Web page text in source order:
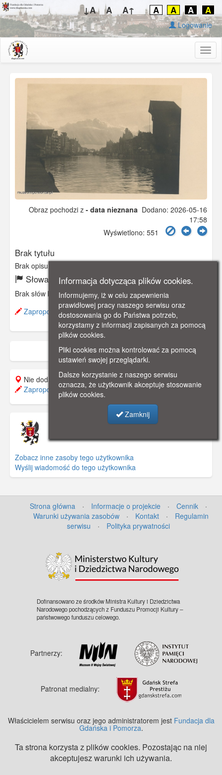
↓A A A↑ A A A A
Logowanie
Obraz pochodzi z - data nieznana Dodano: 2026-05-16
17:58
Wyświetlono: 551
Brak tytułu
Brak opisu
Słowa kluczowe:
Brak słów kluczowych
Zaproponuj zmianę opisu.
Nie dodano do mapy.
Zaproponuj lokalizację
Muzeum Pomorza
Zobacz inne zasoby tego użytkownika
Wyślij wiadomość do tego użytkownika
Strona główna · Informacje o projekcie · Cennik
·
Warunki używania zasobów
· Kontakt ·
Regulamin
serwisu
· Polityka prywatności
Dofinansowano ze środków Ministra Kultury i Dziedzictwa
Narodowego pochodzących z Funduszu Promocji Kultury –
państwowego funduszu celowego.
Partnerzy:
Patronat medialny:
Właścicielem serwisu oraz jego administratorem jest Fundacja dla
Gdańska i Pomorza.
Ta strona korzysta z plików cookies. Pozostając na niej
akceptujesz warunki ich używania.
Informacja dotycząca plików cookies.
Informujemy, iż w celu zapewnienia
prawidłowej pracy naszego serwisu oraz
dostosowania go do Państwa potrzeb,
korzystamy z informacji zapisanych za pomocą
plików cookies.
Pliki cookies można kontrolować za pomocą
ustawień swojej przeglądarki.
Dalsze korzystanie z naszego serwisu
oznacza, że użytkownik akceptuje stosowanie
plików cookies.
Zamknij